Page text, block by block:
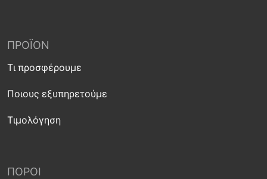
ΠΡΟΪΌΝ
Τι προσφέρουμε
Ποιους εξυπηρετούμε
Τιμολόγηση
ΠΌΡΟΙ